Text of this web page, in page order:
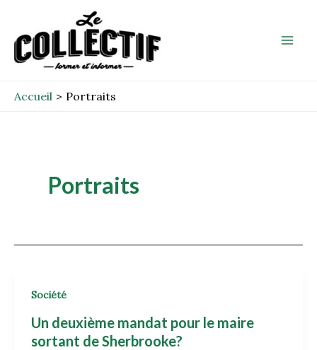
contenu
Accueil Portraits
Portraits
Société
Un deuxième mandat pour le maire
sortant de Sherbrooke?